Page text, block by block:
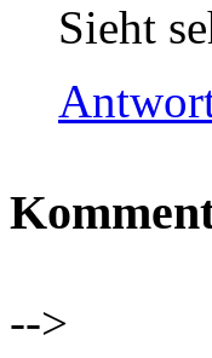
Sieht
-->